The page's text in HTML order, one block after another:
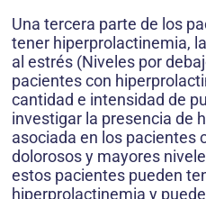
Una tercera parte de los
tener hiperprolactinemia,
al estrés (Niveles por
pacientes con
cantidad e intensidad de
investigar la presencia de
asociada en los pacientes
dolorosos y mayores
estos pacientes pueden
hiperprolactinemia y